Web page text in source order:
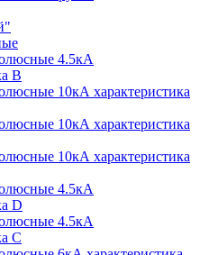
4.5кА
В
10кА характеристика
10кА характеристика
10кА характеристика
4.5кА
D
4.5кА
С